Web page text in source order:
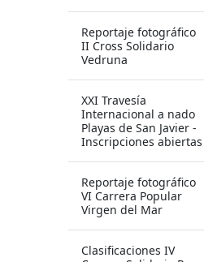
Reportaje fotográfico
II Cross Solidario
Vedruna
XXI Travesía
Internacional a nado
Playas de San Javier -
Inscripciones abiertas
Reportaje fotográfico
VI Carrera Popular
Virgen del Mar
Clasificaciones IV